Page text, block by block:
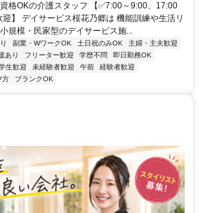
格OKの介護スタッフ 【✅7:00～9:00、17:00
】 デイサービス桜花乃郷は 機能訓練や生活リ
規模・民家型のデイサービス施...
副業・WワークOK 土日祝のみOK
主婦・主夫歓迎
あり フリーター歓迎 学歴不問
即日勤務OK
生歓迎 未経験者歓迎 午前
経験者歓迎
方 ブランクOK